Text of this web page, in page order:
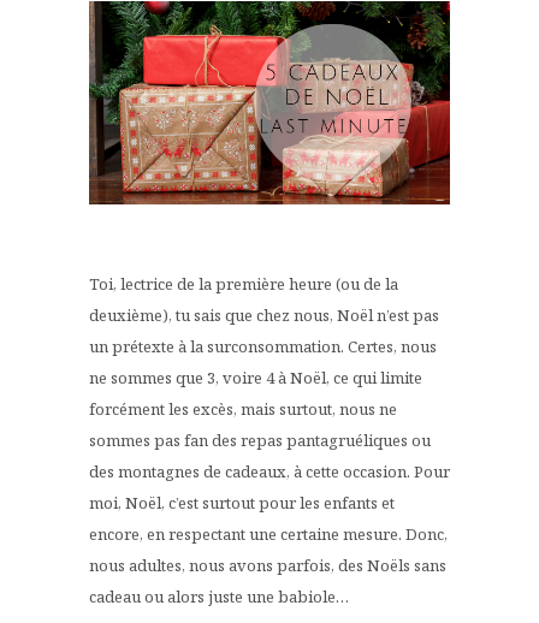
Toi, lectrice de la première heure (ou de la
deuxième), tu sais que chez nous, Noël n’est pas
un prétexte à la surconsommation. Certes, nous
ne sommes que 3, voire 4 à Noël, ce qui limite
forcément les excès, mais surtout, nous ne
sommes pas fan des repas pantagruéliques ou
des montagnes de cadeaux, à cette occasion. Pour
moi, Noël, c’est surtout pour les enfants et
encore, en respectant une certaine mesure. Donc,
nous adultes, nous avons parfois, des Noëls sans
cadeau ou alors juste une babiole…